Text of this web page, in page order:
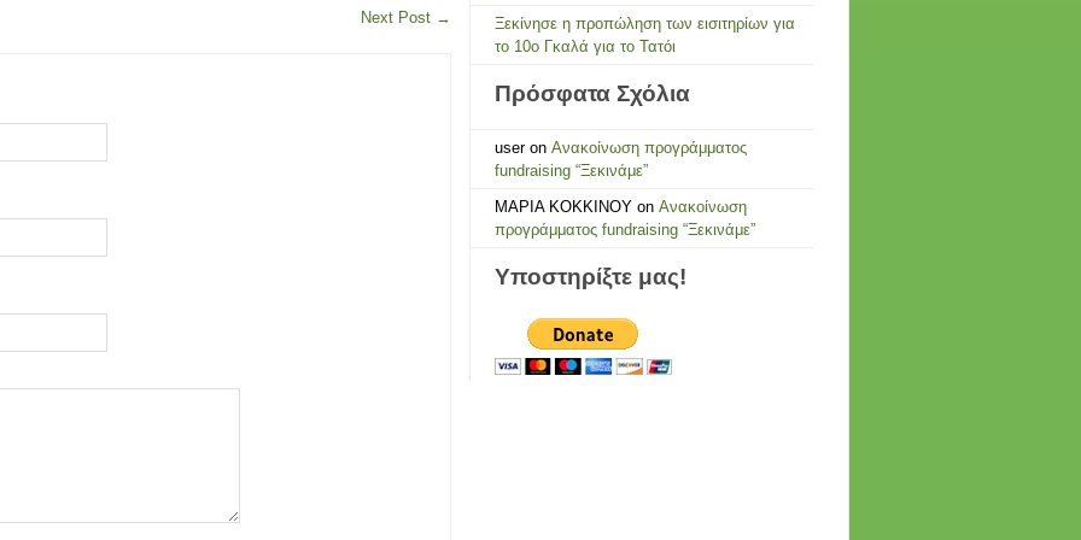
Next Post →
Ξεκίνησε η προπώληση των εισιτηρίων για
το 10ο Γκαλά για το Τατόι
Πρόσφατα Σχόλια
useron Ανακοίνωση προγράμματος
fundraising “Ξεκινάμε”
ΜΑΡΙΑ ΚΟΚΚΙΝΟΥ on Ανακοίνωση
προγράμματος fundraising “Ξεκινάμε”
Υποστηρίξτε μας!